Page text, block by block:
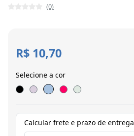
(0)
R$ 10,70
Selecione a cor
Calcular frete e prazo de entrega